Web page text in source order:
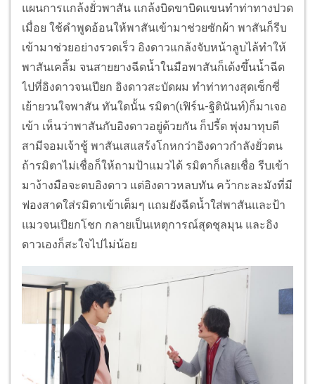
แผนการแกล้งยั่วพาสัน แกล้งบิดขาบิดแขนทำท่าทางปวด
เมื่อย ใช้คำพูดอ้อนให้พาสันเข้ามาช่วยซักผ้า พาสันก็รีบ
เข้ามาช่วยอย่างรวดเร็ว อิงดาวแกล้งจับหน้าลูบไล้ทำให้
พาสันเคลิ้ม จนสายยางฉีดน้ำในมือพาสันก็เด้งขึ้นน้ำฉีด
ไปที่อิงดาวจนเปียก อิงดาวสะบัดผม ทำท่าทางสุดเซ็กซี่
เย้ายวนใจพาสัน ทันใดนั้น รมิตา(เฟิร์น-ฐิตินันท์)ก็มาเจอ
เข้า เห็นว่าพาสันกับอิงดาวอยู่ด้วยกัน ก็ปรี้ด พุ่งมาทุบตี
สามีจอมเจ้าชู้ พาสันเสแสร้งโกหกว่าอิงดาวกำลังยั่วตน
ถ้ารมิตาไม่เชื่อก็ให้ถามป้าแมวได้ รมิตาก็เลยเชื่อ รีบเข้า
มาง้างมือจะตบอิงดาว แต่อิงดาวหลบทัน คว้ากะละมังที่มี
ฟองสาดใส่รมิตาเข้าเต็มๆ แถมยังฉีดน้ำใส่พาสันและป้า
แมวจนเปียกโชก กลายเป็นเหตุการณ์สุดชุลมุน และอิง
ดาวเองก็สะใจไปไม่น้อย